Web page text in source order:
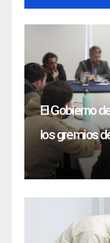
El Gobierno
los gremios